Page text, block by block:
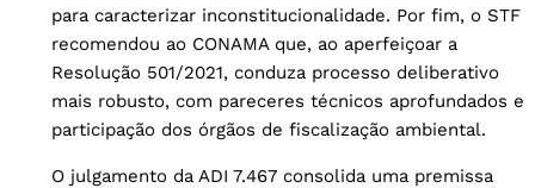
para caracterizar inconstitucionalidade. Por fim, o STF
recomendou ao CONAMA que, ao aperfeiçoar a
Resolução 501/2021, conduza processo deliberativo
mais robusto, com pareceres técnicos aprofundados e
participação dos órgãos de fiscalização ambiental.
O julgamento da ADI 7.467 consolida uma premissa